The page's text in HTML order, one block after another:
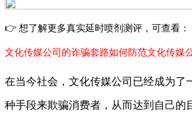
👉 想了解更多真实延时喷剂测评，可查看：
文化传媒公司的诈骗套路如何防范文化传媒
在当今社会，文化传媒公司已经成为
种手段来欺骗消费者，从而达到自己的